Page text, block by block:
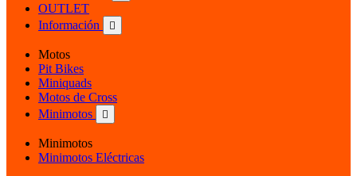
OUTLET
Información

Motos
Pit Bikes
Miniquads
Motos de Cross
Minimotos

Minimotos
Minimotos Eléctricas